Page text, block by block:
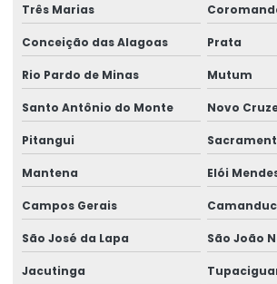
Sensor anti colisão ponte rolante
Serviço De Manutenção Preventiva
Serviços Especializados Em Reforma De
Sinalizador áudio visual
Sistema De Içamento Com Trole Motorizado
Sistema festoon para pontes rolantes
Três Marias
Conceição das Alagoas Prata
Rio Pardo de Minas Mutum
Santo Antônio do Monte Novo
Pitangui
Mantena Elói
Campos Gerais
São José da Lapa São João
Jacutinga